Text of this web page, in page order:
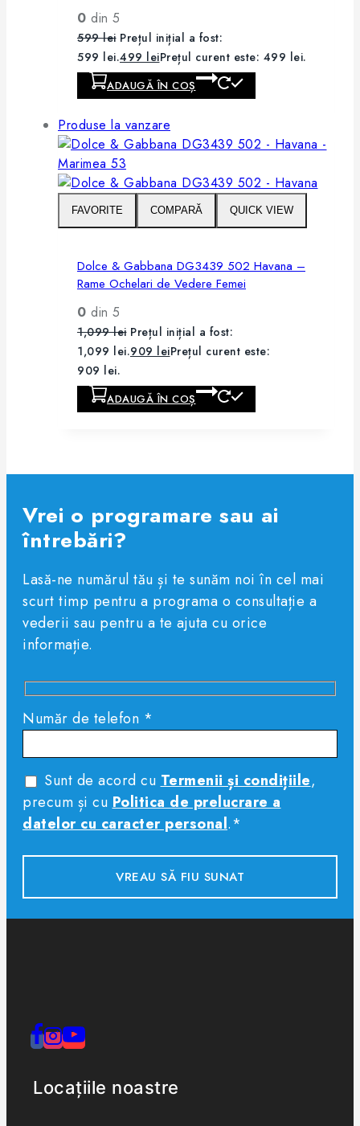
0 din 5
599lei Prețul inițial a fost:
599 lei.499 leiPrețul curent este: 499 lei.
ADAUGĂ ÎN COȘ
Produse la vanzare
FAVORITE COMPARĂ QUICK VIEW
Dolce & Gabbana DG3439 502 Havana –
Rame Ochelari de Vedere Femei
0 din 5
1,099lei Prețul inițial a fost:
1,099 lei.909 leiPrețul curent este:
909 lei.
ADAUGĂ ÎN COȘ
Vrei o programare sau ai
întrebări?
Lasă-ne numărul tău și te sunăm noi în cel mai
scurt timp pentru a programa o consultație a
vederii sau pentru a te ajuta cu orice
informație.
Număr de telefon *
Sunt de acord cu Termenii și condițiile,
precum și cu Politica de prelucrare a
datelor cu caracter personal.*
Locațiile noastre